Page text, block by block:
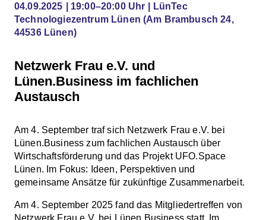
04.09.2025 19:00–20:00 Uhr
LünTec
Technologiezentrum Lünen (Am Brambusch 24,
44536 Lünen)
Netzwerk Frau e.V. und
Lünen.Business im fachlichen
Austausch
Am 4. September traf sich Netzwerk Frau e.V. bei
Lünen.Business zum fachlichen Austausch über
Wirtschaftsförderung und das Projekt UFO.Space
Lünen. Im Fokus: Ideen, Perspektiven und
gemeinsame Ansätze für zukünftige Zusammenarbeit.
Am 4. September 2025 fand das Mitgliedertreffen von
Netzwerk Frau e.V. bei Lünen.Business statt. Im